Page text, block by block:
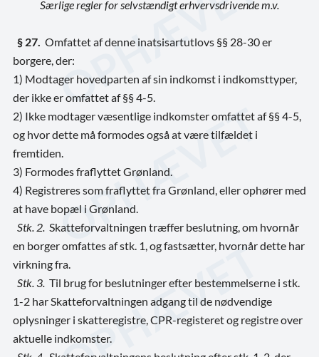
Særlige regler for selvstændigt erhvervsdrivende m.v.
§ 27. Omfattet af denne inatsisartutlovs §§ 28-30 er
borgere, der:
1) Modtager hovedparten af sin indkomst i indkomsttyper,
der ikke er omfattet af §§ 4-5.
2) Ikke modtager væsentlige indkomster omfattet af §§ 4-5,
og hvor dette må formodes også at være tilfældet i
fremtiden.
3) Formodes fraflyttet Grønland.
4) Registreres som fraflyttet fra Grønland, eller ophører med
at have bopæl i Grønland.
Stk. 2. Skatteforvaltningen træffer beslutning, om hvornår
en borger omfattes af stk. 1, og fastsætter, hvornår dette har
virkning fra.
Stk. 3. Til brug for beslutninger efter bestemmelserne i stk.
1-2 har Skatteforvaltningen adgang til de nødvendige
oplysninger i skatteregistre, CPR-registeret og registre over
aktuelle indkomster.